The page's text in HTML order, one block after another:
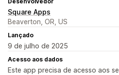
Square Apps
Beaverton, OR, US
Lançado
9 de julho de 2025
Acesso aos dados
Este app precisa de acesso aos